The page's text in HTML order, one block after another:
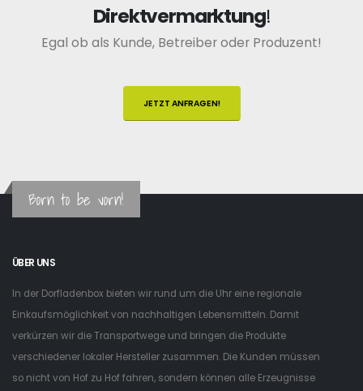
Direktvermarktung!
Egal ob als Kunde, Betreiber oder Produzent!
JETZT ANFRAGEN!
Born to be vorn!
ÜBER UNS
In der Dorfladenbox bieten wir rund um die Uhr eine regionale
Einkaufsmöglichkeit von nachhaltigen Lebensmitteln. Damit
verkürzen wir die Transportwege und bringen die Produkte
verschiedener lokaler Hersteller zusammen. Die Kunden müssen
so nicht von Hof zu Hof fahren, sondern können alle Erzeugnisse